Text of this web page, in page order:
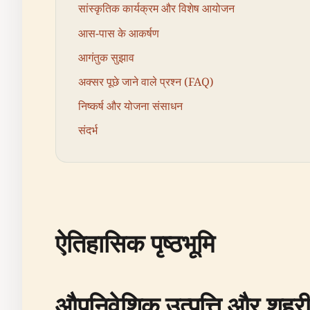
सांस्कृतिक कार्यक्रम और विशेष आयोजन
आस-पास के आकर्षण
आगंतुक सुझाव
अक्सर पूछे जाने वाले प्रश्न (FAQ)
निष्कर्ष और योजना संसाधन
संदर्भ
ऐतिहासिक पृष्ठभूमि